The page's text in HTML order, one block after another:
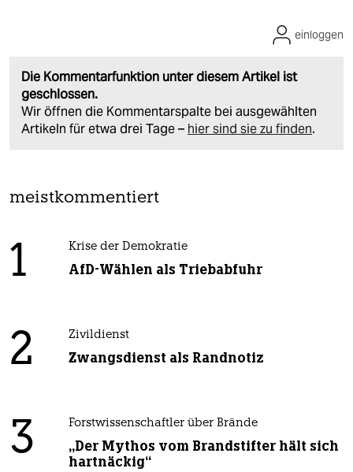
Die Kommentarfunktion unter diesem Artikel ist
geschlossen.
Wir öffnen die Kommentarspalte bei ausgewählten
Artikeln für etwa drei Tage – hier sind sie zu finden.
einloggen
meistkommentiert
1 Krise der Demokratie
AfD-Wählen als Triebabfuhr
2 Zivildienst
Zwangsdienst als Randnotiz
3 Forstwissenschaftler über Brände
„Der Mythos vom Brandstifter hält sich
hartnäckig“